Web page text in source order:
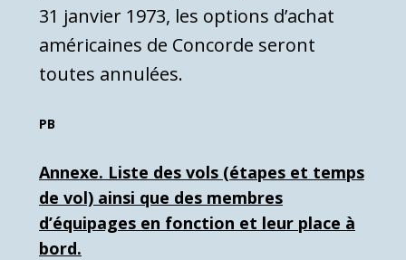
31 janvier 1973, les options d’achat
américaines de Concorde seront
toutes annulées.
PB
Annexe. Liste des vols (étapes et temps
de vol) ainsi que des membres
d’équipages en fonction et leur place à
bord.